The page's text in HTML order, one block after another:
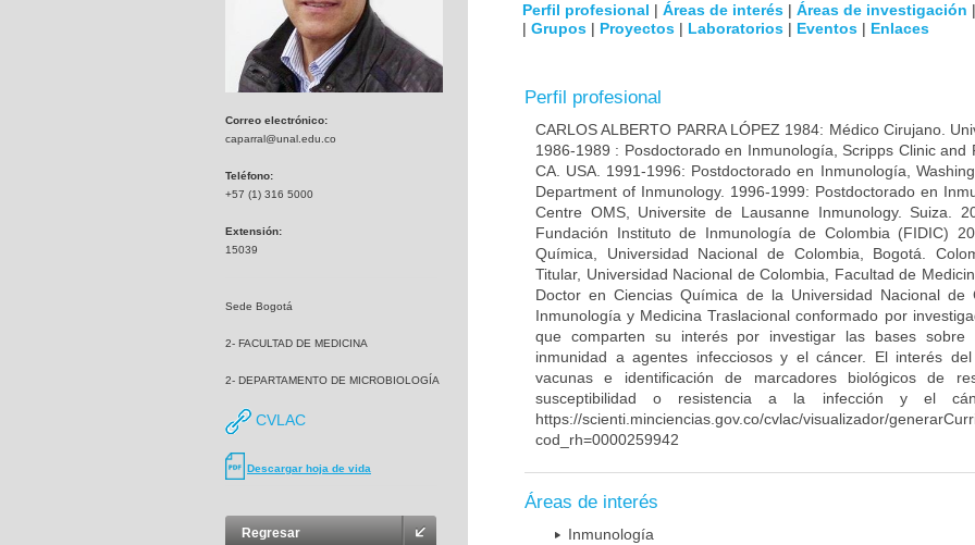
Correo electrónico:
caparral@unal.edu.co
Teléfono:
+57 (1) 316 5000
Extensión:
15039
Sede Bogotá
2- FACULTAD DE MEDICINA
2- DEPARTAMENTO DE MICROBIOLOGÍA
CVLAC
Descargar hoja de vida
Regresar
Perfil profesional | Áreas de interés | Áreas de investigación |
| Grupos | Proyectos | Laboratorios | Eventos | Enlaces
Perfil profesional
CARLOS ALBERTO PARRA LÓPEZ 1984: Médico Cirujano.
1986-1989 : Posdoctorado en Inmunología, Scripps Clinic and
CA. USA. 1991-1996: Postdoctorado en Inmunología,
Department of Inmunology. 1996-1999: Postdoctorado en
Centre OMS, Universite de Lausanne Inmunology. Suiza.
Fundación Instituto de Inmunología de Colombia (FIDIC)
Química, Universidad Nacional de Colombia, Bogotá.
Titular, Universidad Nacional de Colombia, Facultad de
Doctor en Ciencias Química de la Universidad Nacional
Inmunología y Medicina Traslacional conformado por
que comparten su interés por investigar las bases sobre
inmunidad a agentes infecciosos y el cáncer. El interés
vacunas e identificación de marcadores biológicos de
susceptibilidad o resistencia a la infección y el
https://scienti.minciencias.gov.co/cvlac/visualizador/
cod_rh=0000259942
Áreas de interés
Inmunología